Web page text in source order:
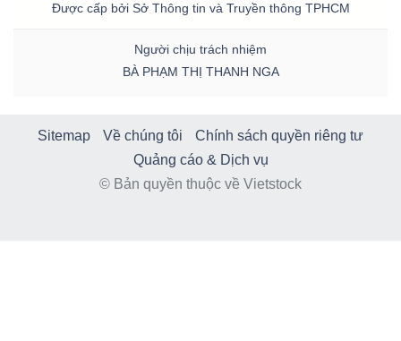
Được cấp bởi Sở Thông tin và Truyền thông TPHCM
Người chịu trách nhiệm
BÀ PHẠM THỊ THANH NGA
Sitemap Về chúng tôi
Chính sách quyền riêng tư
Quảng cáo & Dịch vụ
© Bản quyền thuộc về Vietstock